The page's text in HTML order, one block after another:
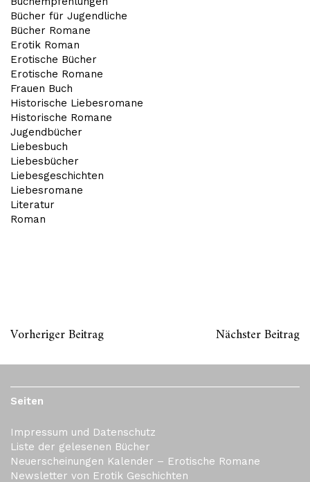
Bücher für Jugendliche
Bücher Romane
Erotik Roman
Erotische Bücher
Erotische Romane
Frauen Buch
Historische Liebesromane
Historische Romane
Jugendbücher
Liebesbuch
Liebesbücher
Liebesgeschichten
Liebesromane
Literatur
Roman
Vorheriger Beitrag Nächster Beitrag
Seiten
Impressum und Datenschutz
Liste der gelesenen Bücher
Neuerscheinungen Kalender – Erotische Romane
Newsletter von Erotik Geschichten